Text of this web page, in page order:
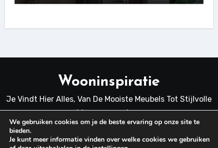
Wooninspiratie
Je Vindt Hier Alles, Van De Mooiste Meubels Tot Stijlvolle
Woonaccessoires.
We gebruiken cookies om je de beste ervaring op onze site te
bieden.
Je kunt meer informatie vinden over welke cookies we gebruiken